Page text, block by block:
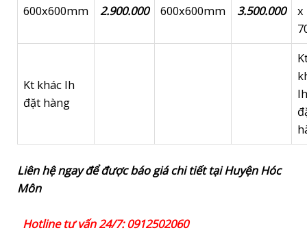
600x600mm 2.900.000 600x600mm 3.500.000
x
Kt khác lh
đặt hàng
Liên hệ ngay để được báo giá chi tiết tại Huyện Hóc
Môn
Hotline tư vấn 24/7: 0912502060